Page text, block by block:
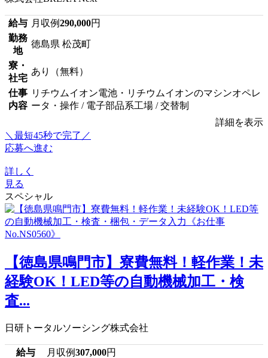
給与 月収例290,000円
勤務
地
徳島県 松茂町
寮・
社宅
あり（無料）
仕事
内容
リチウムイオン電池・リチウムイオンのマシンオペレ
ータ・操作 / 電子部品系工場 / 交替制
詳細を表示
＼最短45秒で完了／
応募へ進む
詳しく
見る
スペシャル
【徳島県鳴門市】寮費無料！軽作業！未
経験OK！LED等の自動機械加工・検
査...
日研トータルソーシング株式会社
給与 月収例307,000円